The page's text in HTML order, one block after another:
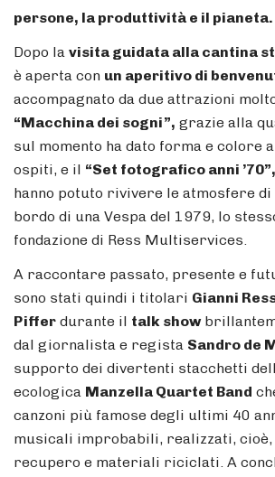
persone, la produttività e il pianeta.
Dopo la visita guidata alla cantina
è aperta con un aperitivo di
accompagnato da due attrazioni
“Macchina dei sogni”, grazie alla
sul momento ha dato forma e colore
ospiti, e il “Set fotografico anni ’70”,
hanno potuto rivivere le atmosfere
bordo di una Vespa del 1979, lo
fondazione di Ress Multiservices.
A raccontare passato, presente e
sono stati quindi i titolari Gianni
Piffer durante il talk show
dal giornalista e regista Sandro de
supporto dei divertenti stacchetti
ecologica Manzella Quartet Band
canzoni più famose degli ultimi 40
musicali improbabili, realizzati, cioè,
recupero e materiali riciclati. A